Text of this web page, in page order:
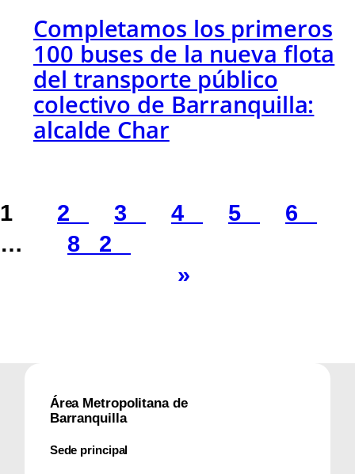
Completamos los primeros
100 buses de la nueva flota
del transporte público
colectivo de Barranquilla:
alcalde Char
1 2 3 4 5
6
…
82
»
Área Metropolitana de
Barranquilla
Sede principal